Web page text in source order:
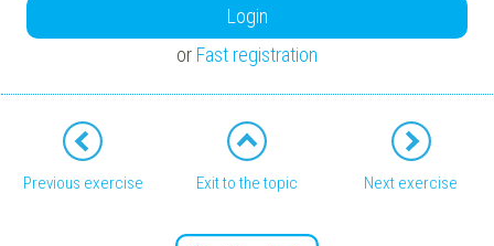
Login
or Fast registration
Previous exercise Exit to the topic Next exercise